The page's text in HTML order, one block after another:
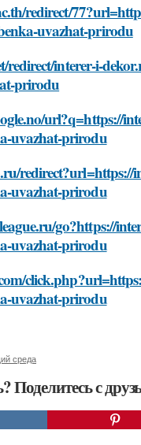
redirect/
uvazhat-prirodu
redirect/interer-i-
prirodu
url?q=https://
uvazhat-prirodu
redirect?url=https://
uvazhat-prirodu
go?https://
uvazhat-prirodu
uvazhat-prirodu
среда
Поделитесь с